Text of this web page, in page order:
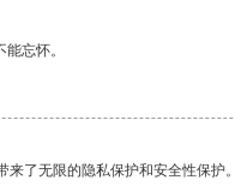
忘怀。
了无限的隐私保护和安全性保护。